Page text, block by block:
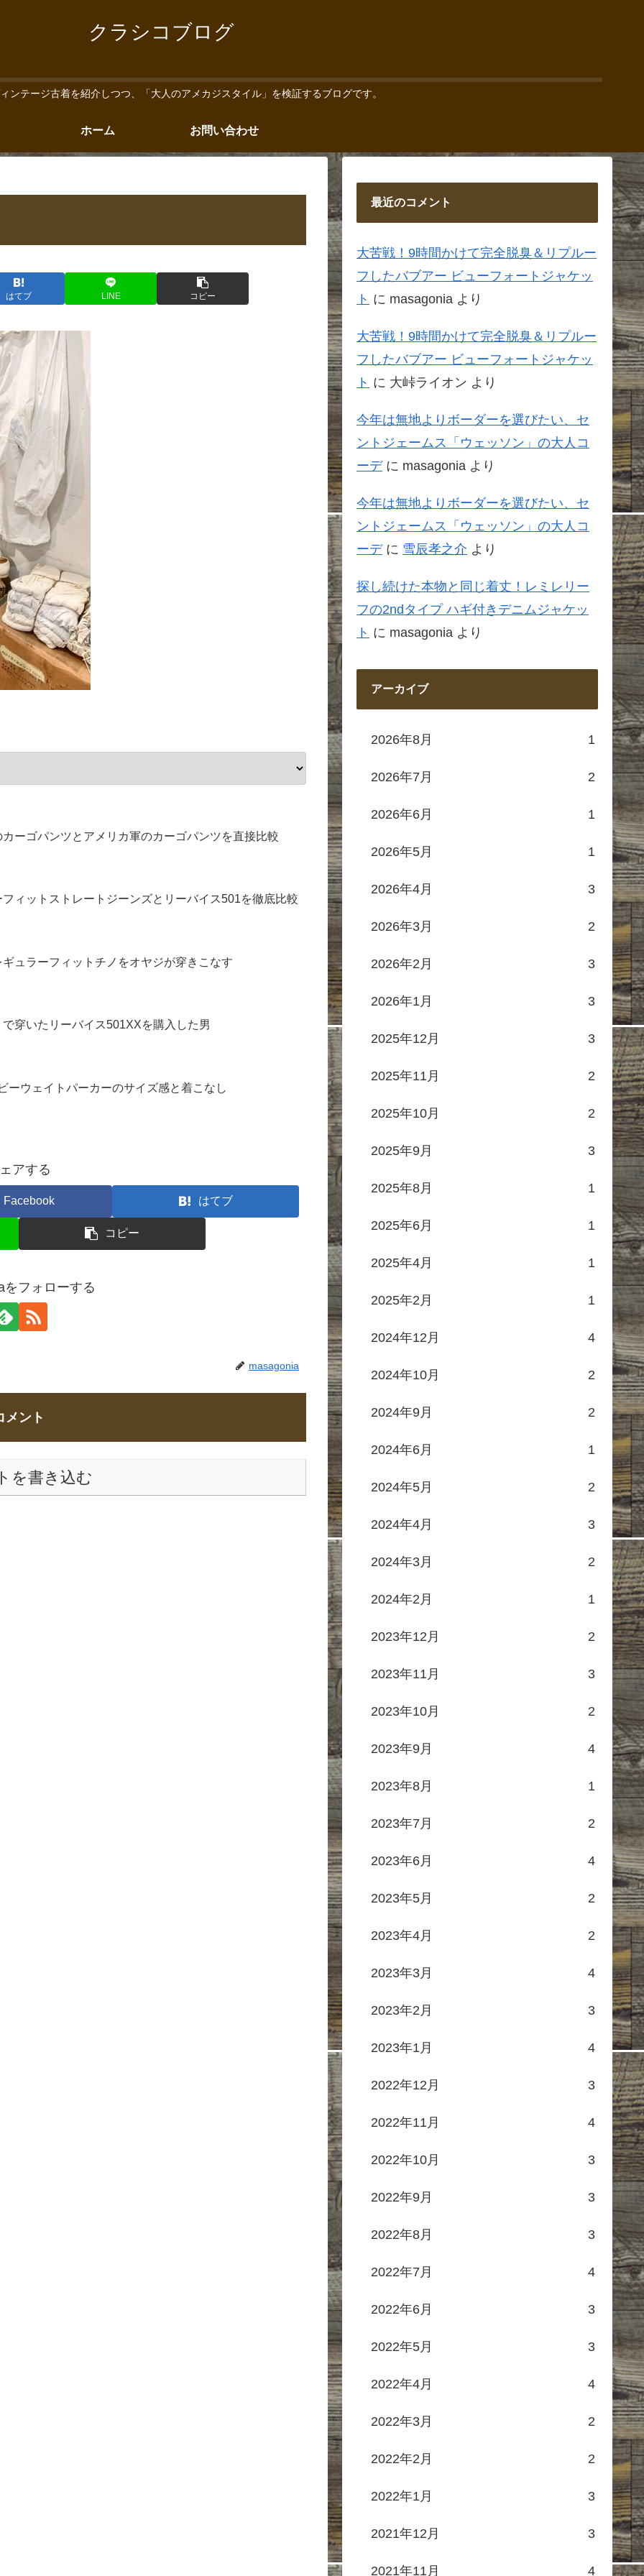
クラシコブログ
ンテージ古着を紹介しつつ、「大人のアメカジスタイル」を検証するブログです。
ホーム お問い合わせ
はてブ LINE コピー
ーゴパンツとアメリカ軍のカーゴパンツを直接比較
ィットストレートジーンズとリーバイス501を徹底比較
ュラーフィットチノをオヤジが穿きこなす
穿いたリーバイス501XXを購入した男
ーウェイトパーカーのサイズ感と着こなし
アする
Facebook はてブ
コピー
をフォローする
masagonia
メント
を書き込む
最近のコメント
大苦戦！9時間かけて完全脱臭＆リプルー
フしたバブアー ビューフォートジャケッ
ト に masagonia より
大苦戦！9時間かけて完全脱臭＆リプルー
フしたバブアー ビューフォートジャケッ
ト に 大峠ライオン より
今年は無地よりボーダーを選びたい、セ
ントジェームス「ウェッソン」の大人コ
ーデに masagonia より
今年は無地よりボーダーを選びたい、セ
ントジェームス「ウェッソン」の大人コ
ーデに 雪辰孝之介 より
探し続けた本物と同じ着丈！レミレリー
フの2ndタイプ ハギ付きデニムジャケッ
ト に masagonia より
アーカイブ
2026年8月 1
2026年7月 2
2026年6月 1
2026年5月 1
2026年4月 3
2026年3月 2
2026年2月 3
2026年1月 3
2025年12月 3
2025年11月 2
2025年10月 2
2025年9月 3
2025年8月 1
2025年6月 1
2025年4月 1
2025年2月 1
2024年12月 4
2024年10月 2
2024年9月 2
2024年6月 1
2024年5月 2
2024年4月 3
2024年3月 2
2024年2月 1
2023年12月 2
2023年11月 3
2023年10月 2
2023年9月 4
2023年8月 1
2023年7月 2
2023年6月 4
2023年5月 2
2023年4月 2
2023年3月 4
2023年2月 3
2023年1月 4
2022年12月 3
2022年11月 4
2022年10月 3
2022年9月 3
2022年8月 3
2022年7月 4
2022年6月 3
2022年5月 3
2022年4月 4
2022年3月 2
2022年2月 2
2022年1月 3
2021年12月 3
2021年11月 4